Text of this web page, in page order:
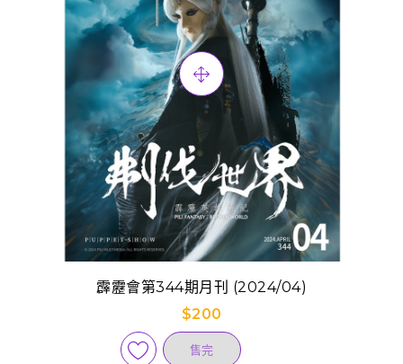
霹靂會第344期月刊 (2024/04)
$200
售完